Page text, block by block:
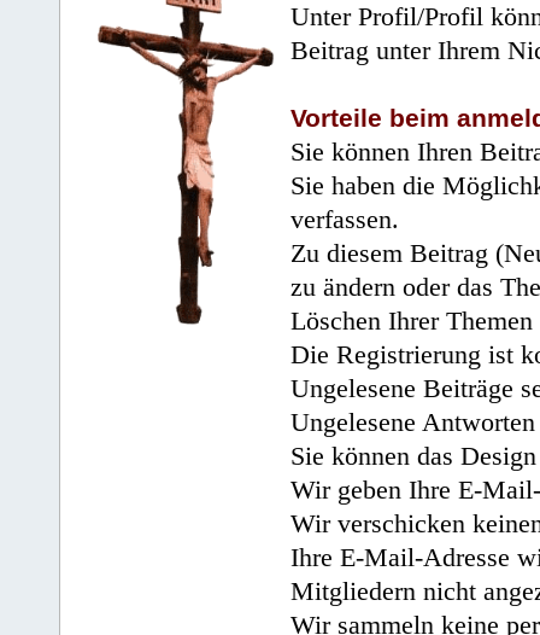
Unter Profil/Profil
Beitrag unter Ihrem
Vorteile beim
Sie können Ihren
Sie haben die
verfassen.
Zu diesem Beitrag
zu ändern oder das
Löschen Ihrer
Die Registrierung ist
Ungelesene Beiträge
Ungelesene
Sie können das
Wir geben Ihre E-
Wir verschicken
Ihre E-Mail-Adresse
Mitgliedern nicht
Wir sammeln keine